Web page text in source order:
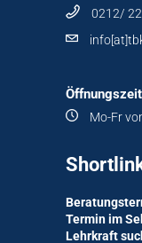
0212/
Mo-Fr
Termin im
Lehrkraft